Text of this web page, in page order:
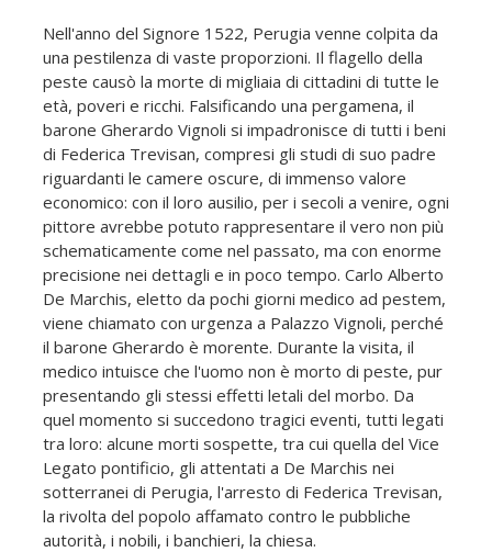
Nell'anno del Signore 1522, Perugia venne colpita da
una pestilenza di vaste proporzioni. Il flagello della
peste causò la morte di migliaia di cittadini di tutte le
età, poveri e ricchi. Falsificando una pergamena, il
barone Gherardo Vignoli si impadronisce di tutti i beni
di Federica Trevisan, compresi gli studi di suo padre
riguardanti le camere oscure, di immenso valore
economico: con il loro ausilio, per i secoli a venire, ogni
pittore avrebbe potuto rappresentare il vero non più
schematicamente come nel passato, ma con enorme
precisione nei dettagli e in poco tempo. Carlo Alberto
De Marchis, eletto da pochi giorni medico ad pestem,
viene chiamato con urgenza a Palazzo Vignoli, perché
il barone Gherardo è morente. Durante la visita, il
medico intuisce che l'uomo non è morto di peste, pur
presentando gli stessi effetti letali del morbo. Da
quel momento si succedono tragici eventi, tutti legati
tra loro: alcune morti sospette, tra cui quella del Vice
Legato pontificio, gli attentati a De Marchis nei
sotterranei di Perugia, l'arresto di Federica Trevisan,
la rivolta del popolo affamato contro le pubbliche
autorità, i nobili, i banchieri, la chiesa.